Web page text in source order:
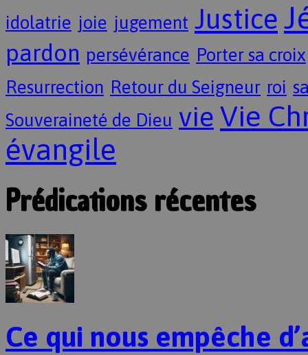
idolatrie joie jugement Justice
pardon persévérance Porter sa croix
Resurrection Retour du Seigneur roi
Souveraineté de Dieu vie Vie
évangile
Prédications récentes
Ce qui nous empêche